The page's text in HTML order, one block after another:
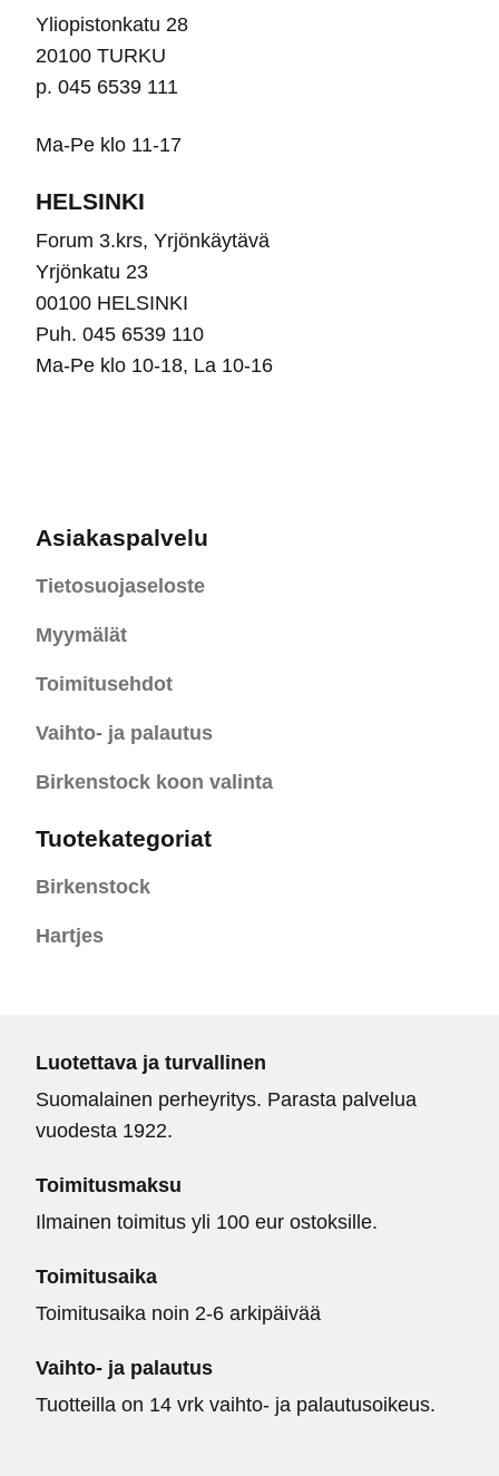
Yliopistonkatu 28
20100 TURKU
p. 045 6539 111
Ma-Pe klo 11-17
HELSINKI
Forum 3.krs, Yrjönkäytävä
Yrjönkatu 23
00100 HELSINKI
Puh. 045 6539 110
Ma-Pe klo 10-18, La 10-16
Asiakaspalvelu
Tietosuojaseloste
Myymälät
Toimitusehdot
Vaihto- ja palautus
Birkenstock koon valinta
Tuotekategoriat
Birkenstock
Hartjes
Luotettava ja turvallinen
Suomalainen perheyritys. Parasta palvelua
vuodesta 1922.
Toimitusmaksu
Ilmainen toimitus yli 100 eur ostoksille.
Toimitusaika
Toimitusaika noin 2-6 arkipäivää
Vaihto- ja palautus
Tuotteilla on 14 vrk vaihto- ja palautusoikeus.